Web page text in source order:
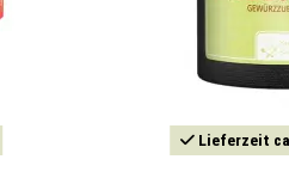
Lieferzeit